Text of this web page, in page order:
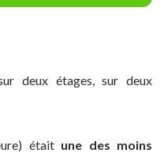
deux étages, sur deux
était une des moins